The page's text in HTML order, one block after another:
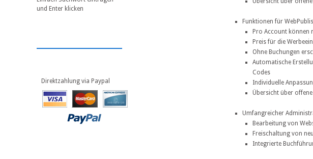
Funktionen für
Pro Account können
Preis für die
Ohne Buchungen
Automatische
Codes
Individuelle
Übersicht über
Umfangreicher
Bearbeitung von
Freischaltung von
Integrierte
und Enter klicken
Direktzahlung via Paypal